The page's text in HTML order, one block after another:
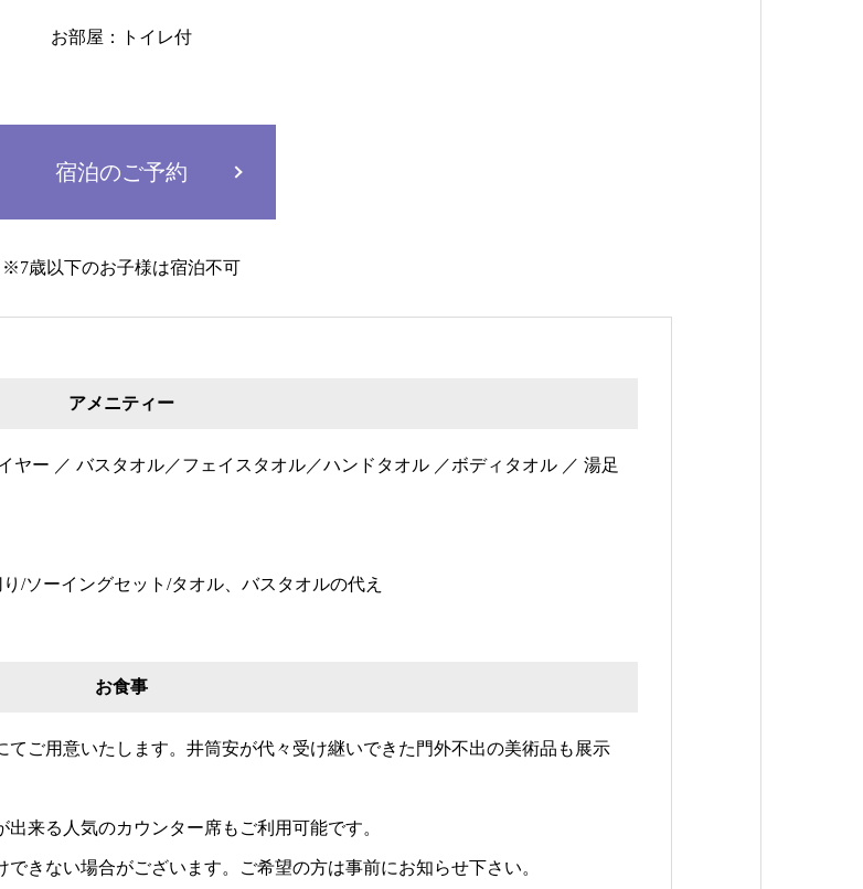
お部屋：トイレ付
宿泊のご予約
※7歳以下のお子様は宿泊不可
アメニティー
ー ／ バスタオル／フェイスタオル／ハンドタオル ／ボディタオル ／ 湯足
/ソーイングセット/タオル、バスタオルの代え
お食事
ご用意いたします。井筒安が代々受け継いできた門外不出の美術品も展示
来る人気のカウンター席もご利用可能です。
きない場合がございます。ご希望の方は事前にお知らせ下さい。